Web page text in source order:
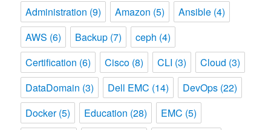
Administration (9) Amazon (5) Ansible (4)
AWS (6) Backup (7) ceph (4)
Certification (6) Cisco (8) CLI (3) Cloud (3)
DataDomain (3) Dell EMC (14) DevOps (22)
Docker(5) Education (28) EMC (5)